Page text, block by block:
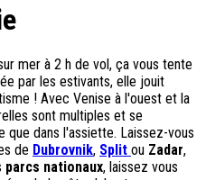
douceur Atlantique
Marina
: circuit Douce Andalousie
au Parthénope
mer à 2 h de vol, ça vous tente
par les estivants, elle jouit
! Avec Venise à l'ouest et la
sont multiples et se
que dans l'assiette. Laissez-vous
de Dubrovnik, Split ou Zadar,
parcs nationaux, laissez vous